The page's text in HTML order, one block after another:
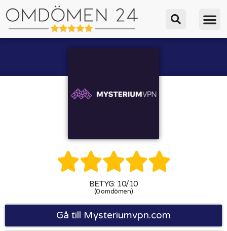

BETYG: 10/10
(0 omdömen)
Gå till Mysteriumvpn.com